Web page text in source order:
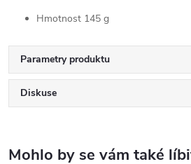
Hmotnost 145 g
Parametry produktu
Diskuse